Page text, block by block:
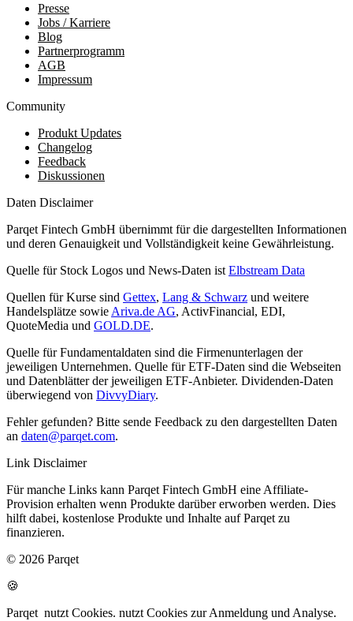
Presse
Jobs / Karriere
Blog
Partnerprogramm
AGB
Impressum
Community
Produkt Updates
Changelog
Feedback
Diskussionen
Daten Disclaimer
Parqet Fintech GmbH übernimmt für die dargestellten Informationen
und deren Genauigkeit und Vollständigkeit keine Gewährleistung.
Quelle für Stock Logos und News-Daten ist Elbstream Data
Quellen für Kurse sind Gettex, Lang & Schwarz und weitere
Handelsplätze sowie Ariva.de AG, ActivFinancial, EDI,
QuoteMedia und GOLD.DE.
Quelle für Fundamentaldaten sind die Firmenunterlagen der
jeweiligen Unternehmen. Quelle für ETF-Daten sind die Webseiten
und Datenblätter der jeweiligen ETF-Anbieter. Dividenden-Daten
überwiegend von DivvyDiary.
Fehler gefunden? Bitte sende Feedback zu den dargestellten Daten
an daten@parqet.com.
Link Disclaimer
Für manche Links kann Parqet Fintech GmbH eine Affiliate-
Provision erhalten wenn Produkte darüber erworben werden. Dies
hilft dabei, kostenlose Produkte und Inhalte auf Parqet zu
finanzieren.
© 2026 Parqet
🍪
Parqet nutzt Cookies. nutzt Cookies zur Anmeldung und Analyse.